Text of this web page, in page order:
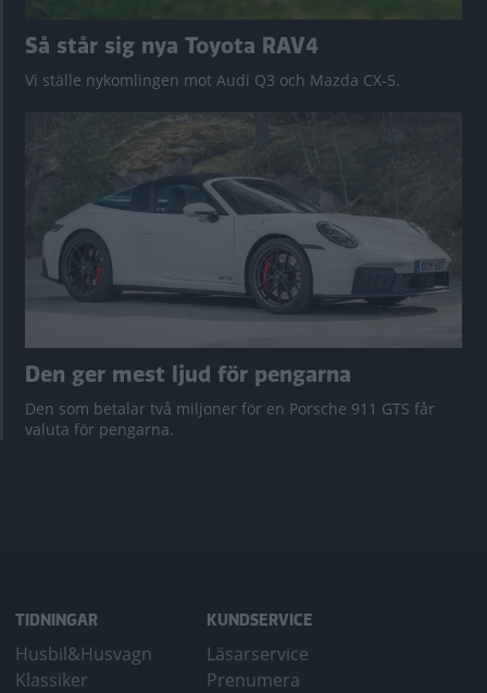
Så står sig nya Toyota RAV4
Vi ställe nykomlingen mot Audi Q3 och Mazda CX-5.
Den ger mest ljud för pengarna
Den som betalar två miljoner för en Porsche 911 GTS får
valuta för pengarna.
TIDNINGAR
Husbil&Husvagn
Klassiker
KUNDSERVICE
Läsarservice
Prenumera